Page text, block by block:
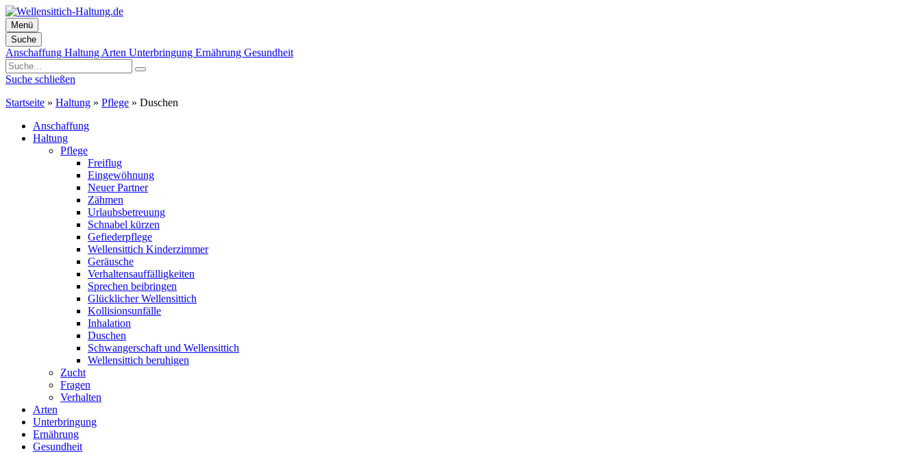
Menü
Suche
Zum
Inhalt
springen
Anschaffung Haltung Arten Unterbringung Ernährung Gesundheit
Suche schließen
Startseite » Haltung » Pflege » Duschen
Anschaffung
Haltung
Pflege
Freiflug
Eingewöhnung
Neuer Partner
Zähmen
Urlaubsbetreuung
Schnabel kürzen
Gefiederpflege
Wellensittich Kinderzimmer
Geräusche
Verhaltensauffälligkeiten
Sprechen beibringen
Glücklicher Wellensittich
Kollisionsunfälle
Inhalation
Duschen
Schwangerschaft und Wellensittich
Wellensittich beruhigen
Zucht
Fragen
Verhalten
Arten
Unterbringung
Ernährung
Gesundheit